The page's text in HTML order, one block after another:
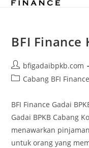
BFI Finance
bfigadaibpkb.com
Cabang BFI Finance
BFI Finance Gadai
Gadai BPKB Cabang
menawarkan
untuk orang yang